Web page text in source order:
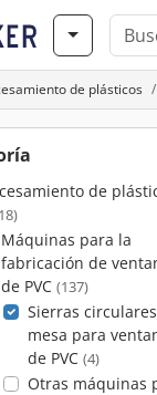
de plásticos
de
Máquinas para la
fabricación de
de PVC (137)
Sierras
mesa para
de PVC (4)
Otras máquinas